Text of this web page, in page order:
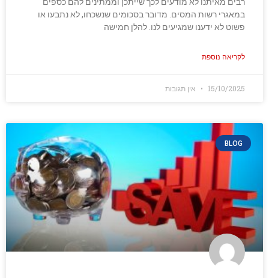
רבים מאיתנו לא מודעים לכך שייתכן וממתינים להם כספים
במאגרי רשות המסים. מדובר בסכומים שנשכחו, לא נתבעו או
פשוט לא ידענו שמגיעים לנו. להלן חמישה
לקריאה נוספת
15/10/2025 אין תגובות
BLOG